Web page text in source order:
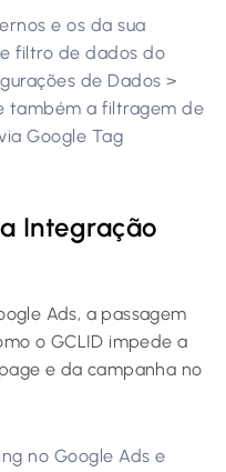
e os da sua
filtro de dados do
de Dados >
também a filtragem de
Google Tag
Integração
Ads, a passagem
o GCLID impede a
e da campanha no
no Google Ads e